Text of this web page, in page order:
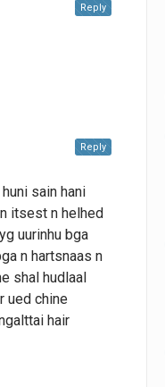
Reply
sain hani
itsest n helhed
uurinhu bga
n hartsnaas n
shal hudlaal
ued chine
hair
Reply